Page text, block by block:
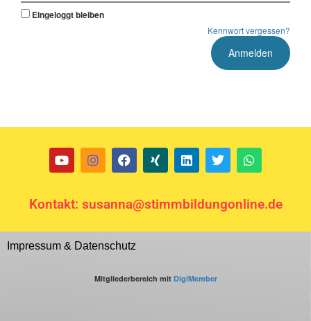
Eingeloggt bleiben
Kennwort vergessen?
Kontakt: susanna@stimmbildungonline.de
Impressum & Datenschutz
Mitgliederbereich mit DigiMember